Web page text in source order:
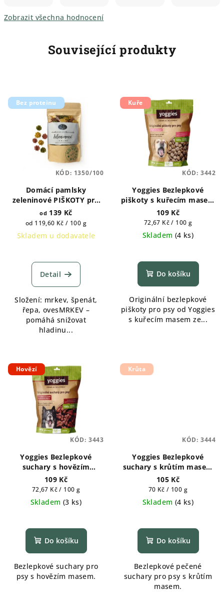
Zobrazit všechna hodnocení
Související produkty
Bez proteinu
Domácí pamlsky
zeleninové PIŠKOTY pro
psy
od 139 Kč
Měrná
cena:
od 119,60 Kč / 100 g
Skladem u dodavatele
Detail
Složení: mrkev, špenát,
řepa, ovesMRKEV –
pomáhá snižovat
hladinu...
KÓD: 1350/100
Kuře
Yoggies Bezlepkové
piškoty s kuřecím masem
150g
109 Kč
Měrná
cena:
72,67 Kč / 100 g
Skladem (4 ks)
hodnocení
produktu
z
5
hvězdiček.
Do košíku
Originální bezlepkové
piškoty pro psy od Yoggies
s kuřecím masem ze...
KÓD: 3442
Hovězí
Yoggies Bezlepkové
suchary s hovězím
masem a červenou řepou
150g
109 Kč
Měrná
cena:
72,67 Kč / 100 g
Skladem (3 ks)
hodnocení
produktu
z
5
Do košíku
Bezlepkové suchary pro
psy s hovězím masem.
KÓD: 3443
Krůta
Yoggies Bezlepkové
suchary s krůtím masem
a lněným semínkem 150g
105 Kč
Měrná
cena:
70 Kč / 100 g
Skladem (4 ks)
hodnocení
produktu
z
5
hvězdiček.
Do košíku
Bezlepkové pečené
suchary pro psy s krůtím
masem.
KÓD: 3444